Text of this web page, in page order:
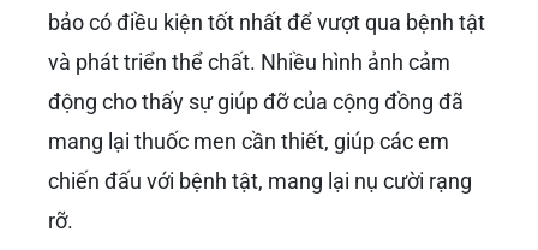
bảo có điều kiện tốt nhất để vượt qua bệnh tật
và phát triển thể chất. Nhiều hình ảnh cảm
động cho thấy sự giúp đỡ của cộng đồng đã
mang lại thuốc men cần thiết, giúp các em
chiến đấu với bệnh tật, mang lại nụ cười rạng
rỡ.